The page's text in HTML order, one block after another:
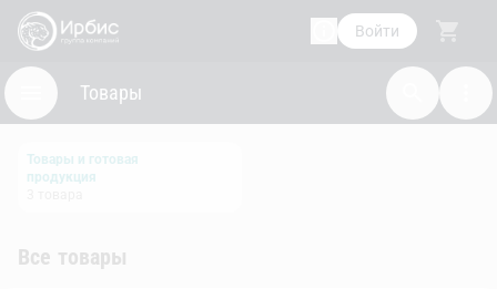
Войти
Товары
Товары и готовая
продукция
Все товары